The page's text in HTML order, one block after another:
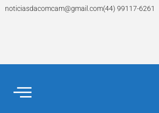
noticiasdacomcam@gmail.com(44) 99117-6261